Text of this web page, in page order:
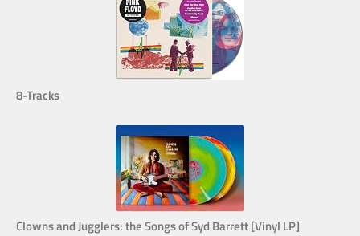
8-Tracks
Clowns and Jugglers: the Songs of Syd Barrett [Vinyl LP]